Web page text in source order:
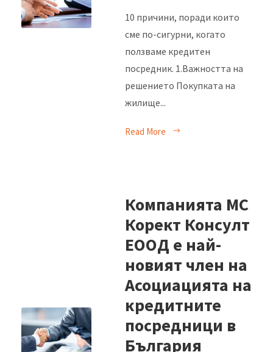
10 причини, поради които
сме по-сигурни, когато
ползваме кредитен
посредник. 1.Важността на
решението Покупката на
жилище...
Read More
Компанията МС
Корект Консулт
ЕООД е най-
новият член на
Асоциацията на
кредитните
посредници в
България